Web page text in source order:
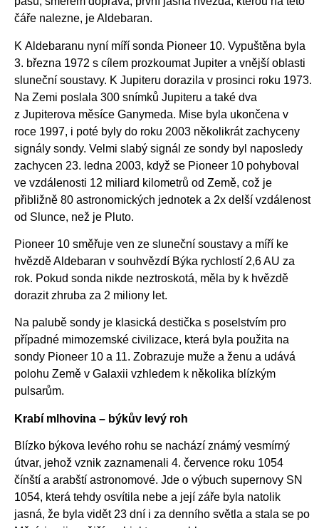
čáře nalezne, je Aldebaran.
K Aldebaranu nyní míří sonda Pioneer 10. Vypuštěna byla
3. března 1972 s cílem prozkoumat Jupiter a vnější oblasti
sluneční soustavy. K Jupiteru dorazila v prosinci roku 1973.
Na Zemi poslala 300 snímků Jupiteru a také dva
z Jupiterova měsíce Ganymeda. Mise byla ukončena v
roce 1997, i poté byly do roku 2003 několikrát zachyceny
signály sondy. Velmi slabý signál ze sondy byl naposledy
zachycen 23. ledna 2003, když se Pioneer 10 pohyboval
ve vzdálenosti 12 miliard kilometrů od Země, což je
přibližně 80 astronomických jednotek a 2x delší vzdálenost
od Slunce, než je Pluto.
Pioneer 10 směřuje ven ze sluneční soustavy a míří ke
hvězdě Aldebaran v souhvězdí Býka rychlostí 2,6 AU za
rok. Pokud sonda nikde neztroskotá, měla by k hvězdě
dorazit zhruba za 2 miliony let.
Na palubě sondy je klasická destička s poselstvím pro
případné mimozemské civilizace, která byla použita na
sondy Pioneer 10 a 11. Zobrazuje muže a ženu a udává
polohu Země v Galaxii vzhledem k několika blízkým
pulsarům.
Krabí mlhovina – býkův levý roh
Blízko býkova levého rohu se nachází známý vesmírný
útvar, jehož vznik zaznamenali 4. července roku 1054
čínští a arabští astronomové. Jde o výbuch supernovy SN
1054, která tehdy osvítila nebe a její záře byla natolik
jasná, že byla vidět 23 dní i za denního světla a stala se po